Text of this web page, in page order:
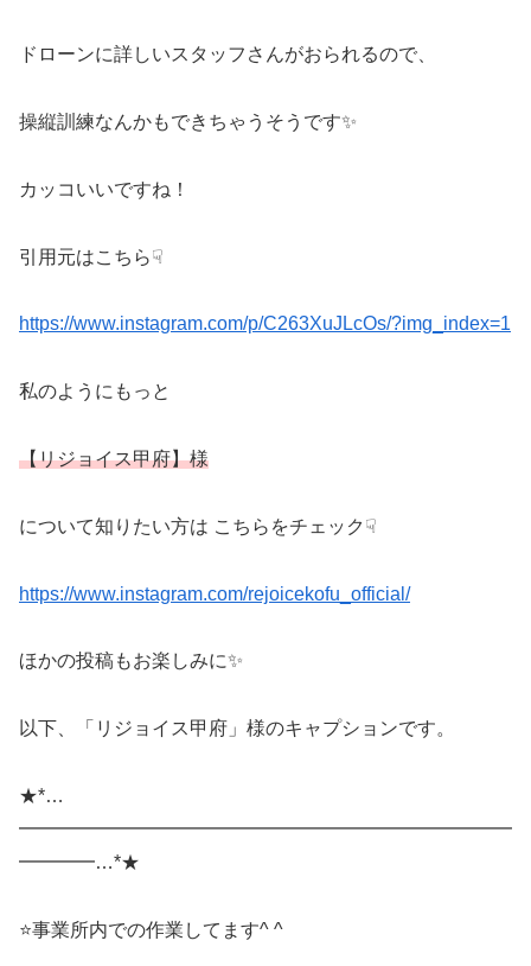
ドローンに詳しいスタッフさんがおられるので、
操縦訓練なんかもできちゃうそうです✨
カッコいいですね！
引用元はこちら☟
https://www.instagram.com/p/C263XuJLcOs/?img_index=1
私のようにもっと
【リジョイス甲府】様
について知りたい方は こちらをチェック☟
https://www.instagram.com/rejoicekofu_official/
ほかの投稿もお楽しみに✨
以下、「リジョイス甲府」様のキャプションです。
★*…
━━━━━━━━━━━━━━━━━━━━━━━━━━
━━━━…*★
⭐️事業所内での作業してます^ ^